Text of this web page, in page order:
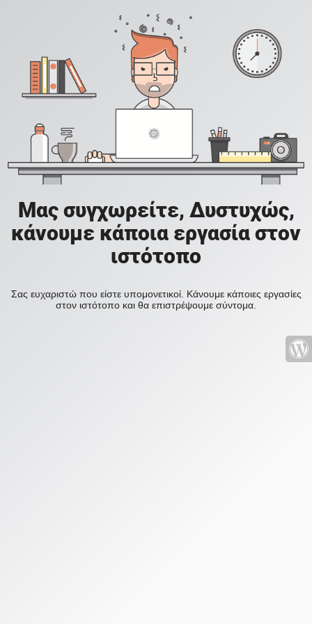
Μας συγχωρείτε, Δυστυχώς,
κάνουμε κάποια εργασία στον
ιστότοπο
Σας ευχαριστώ που είστε υπομονετικοί. Κάνουμε κάποιες εργασίες
στον ιστότοπο και θα επιστρέψουμε σύντομα.